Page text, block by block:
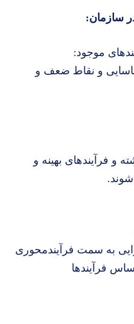
و نقاط ضعف و
و فرآیندهای بهینه و
به سمت فرآیندمحوری
فرآیندها